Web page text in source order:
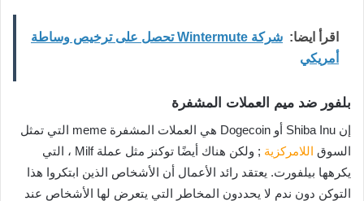
اقرأ ايضا:
شركة Wintermute تحصل على ترخيص وساطة
أمريكي
بلفور ضد ميم العملات المشفرة
إن Shiba Inu أو Dogecoin هي العملات المشفرة meme التي تمثل
السوق اللامركزية
; ولكن هناك أيضًا توكنز مثل عملة Milf ، التي
يكرهها بيلفورت. يعتقد رائد الأعمال أن الأشخاص الذين ابتكروا هذا
التوكن دون ندم لا يحددون المخاطر التي يتعرض لها الأشخاص عند